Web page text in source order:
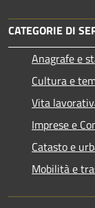
CATEGORIE DI
Anagrafe e
Cultura e
Vita
Imprese e
Catasto e
Mobilità e